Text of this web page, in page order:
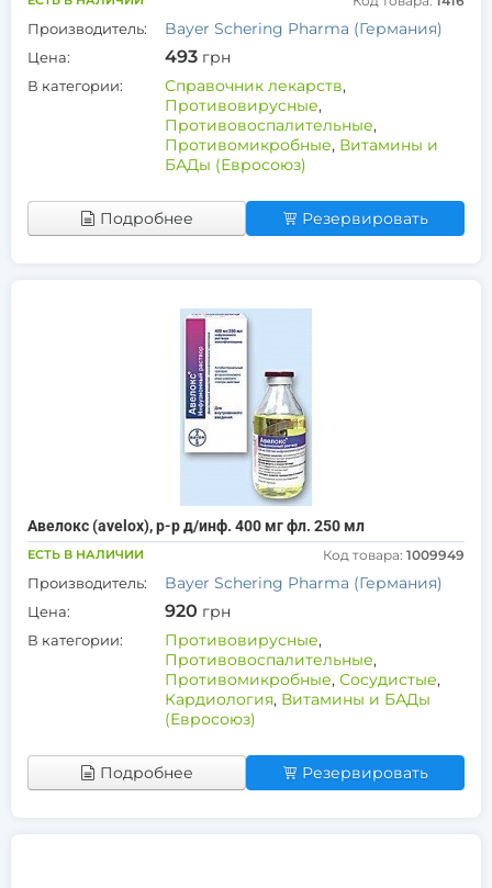
Производитель: Bayer Schering Pharma (Германия)
Цена: 493 грн
В категории: Справочник лекарств,
Противовирусные,
Противовоспалительные,
Противомикробные, Витамины и
БАДы (Евросоюз)
Подробнее Резервировать
Авелокс (avelox), р-р д/инф. 400 мг фл. 250 мл
ЕСТЬ В НАЛИЧИИ Код товара: 1009949
Производитель: Bayer Schering Pharma (Германия)
Цена: 920 грн
В категории: Противовирусные,
Противовоспалительные,
Противомикробные, Сосудистые,
Кардиология, Витамины и БАДы
(Евросоюз)
Подробнее Резервировать